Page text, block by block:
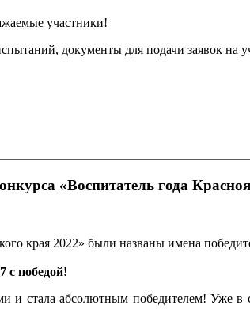
участники!
документы для подачи заявок на
«Воспитатель года
края 2022» были названы имена
победой!
стала абсолютным победителем! Уже в